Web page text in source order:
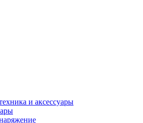
и аксессуары